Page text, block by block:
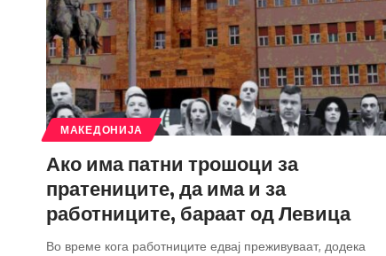
МАКЕДОНИЈА
Ако има патни трошоци за
пратениците, да има и за
работниците, бараат од Левица
Во време кога работниците едвај преживуваат, додека